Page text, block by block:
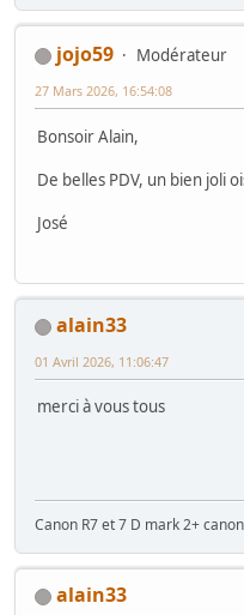
jojo59
Modérateur
27 Mars 2026, 16:54:08
Bonsoir Alain,
De belles PDV, un bien joli
José
alain33
01 Avril 2026, 11:06:47
merci à vous tous
Canon R7 et 7 D mark 2+
alain33